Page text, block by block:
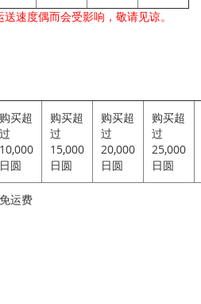
速度偶而会受影响，敬请见谅。
购买超
过
10,000
日圆
购买超
过
15,000
日圆
购买超
过
20,000
日圆
购买超
过
25,000
日圆
免运费